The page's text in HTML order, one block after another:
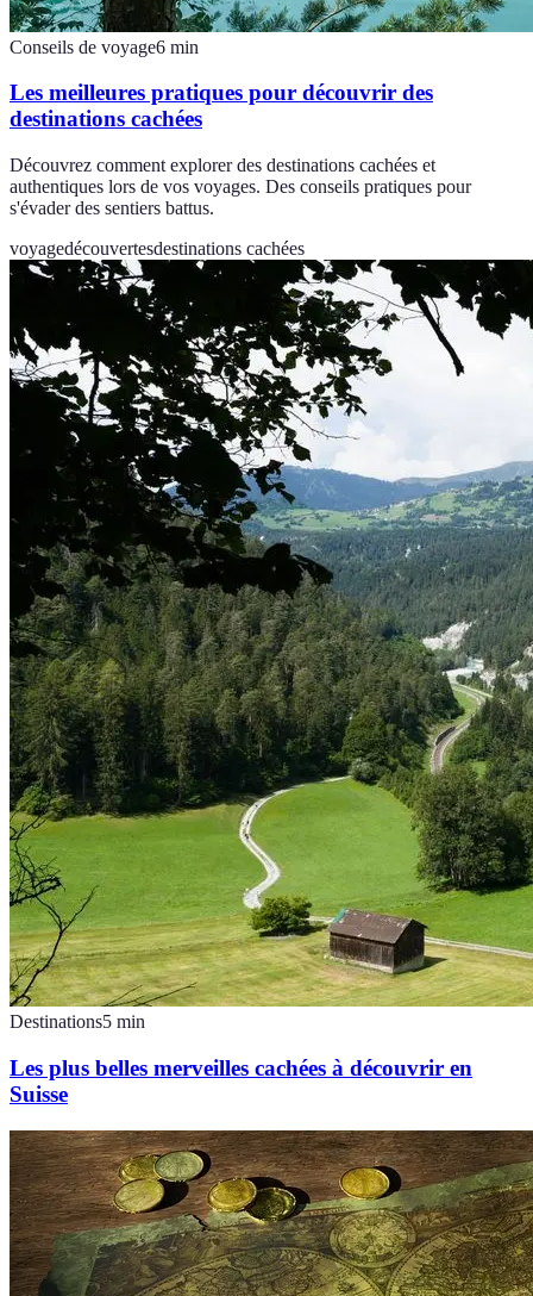
Conseils de voyage6 min
Les meilleures pratiques pour découvrir des
destinations cachées
Découvrez comment explorer des destinations cachées et
authentiques lors de vos voyages. Des conseils pratiques pour
s'évader des sentiers battus.
voyagedécouvertesdestinations cachées
Destinations5 min
Les plus belles merveilles cachées à découvrir en
Suisse